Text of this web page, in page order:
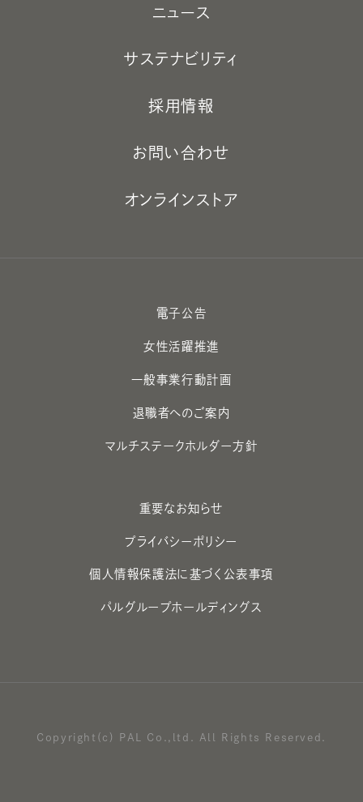
ニュース
サステナビリティ
採用情報
お問い合わせ
オンラインストア
電子公告
女性活躍推進
一般事業行動計画
退職者へのご案内
マルチステークホルダー方針
重要なお知らせ
プライバシーポリシー
個人情報保護法に基づく公表事項
パルグループホールディングス
Copyright(c) PAL Co.,ltd. All Rights Reserved.